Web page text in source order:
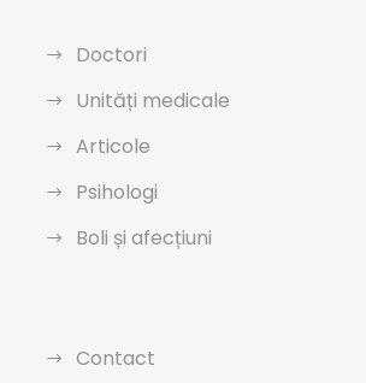
Doctori
Unități medicale
Articole
Psihologi
Boli și afecțiuni
Contact